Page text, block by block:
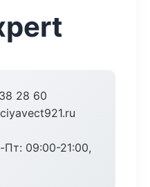
28 60
Пт: 09:00-21:00,